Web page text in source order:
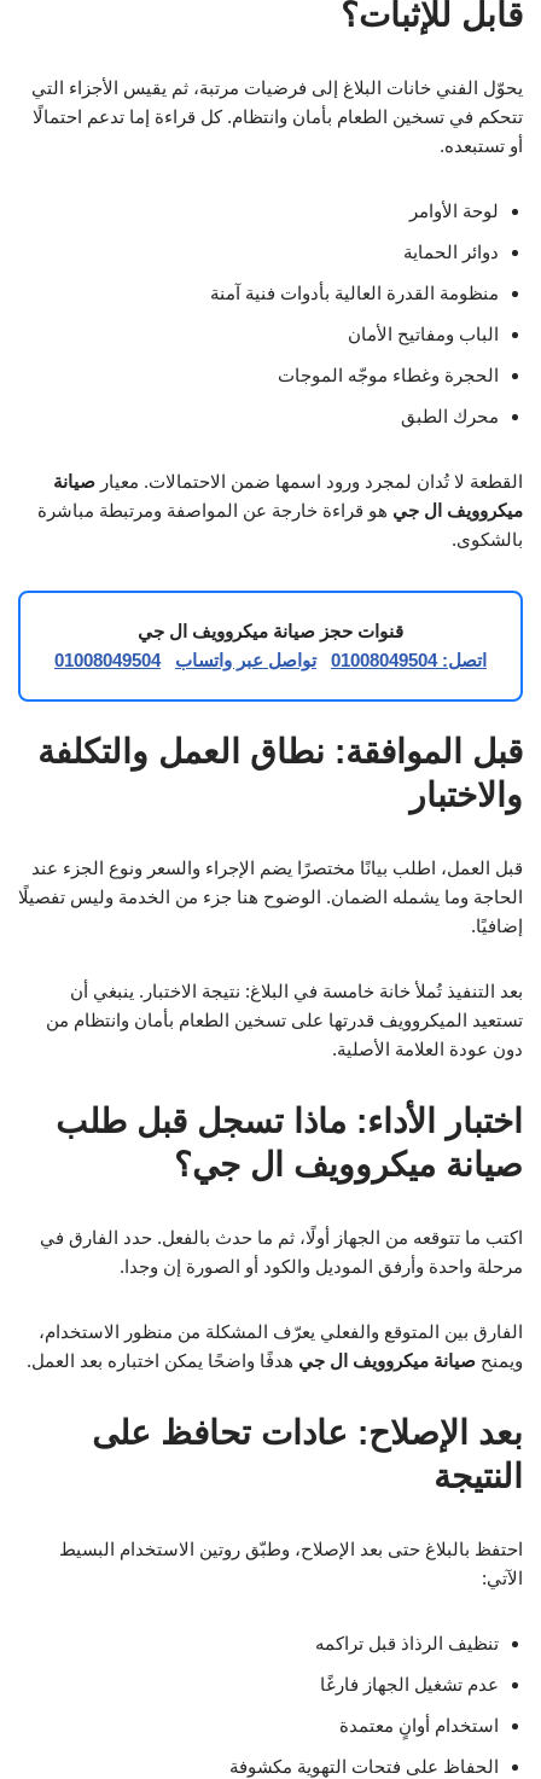
قابل للإثبات؟
يحوّل الفني خانات البلاغ إلى فرضيات مرتبة، ثم يقيس الأجزاء التي
تتحكم في تسخين الطعام بأمان وانتظام. كل قراءة إما تدعم احتمالًا
أو تستبعده.
لوحة الأوامر
دوائر الحماية
منظومة القدرة العالية بأدوات فنية آمنة
الباب ومفاتيح الأمان
الحجرة وغطاء موجّه الموجات
محرك الطبق
القطعة لا تُدان لمجرد ورود اسمها ضمن الاحتمالات. معيار صيانة
ميكروويف ال جي هو قراءة خارجة عن المواصفة ومرتبطة مباشرة
بالشكوى.
قنوات حجز صيانة ميكروويف ال جي
اتصل: 01008049504
تواصل عبر واتساب 01008049504
قبل الموافقة: نطاق العمل والتكلفة
والاختبار
قبل العمل، اطلب بيانًا مختصرًا يضم الإجراء والسعر ونوع الجزء عند
الحاجة وما يشمله الضمان. الوضوح هنا جزء من الخدمة وليس تفصيلًا
إضافيًا.
بعد التنفيذ تُملأ خانة خامسة في البلاغ: نتيجة الاختبار. ينبغي أن
تستعيد الميكروويف قدرتها على تسخين الطعام بأمان وانتظام من
دون عودة العلامة الأصلية.
اختبار الأداء: ماذا تسجل قبل طلب
صيانة ميكروويف ال جي؟
اكتب ما تتوقعه من الجهاز أولًا، ثم ما حدث بالفعل. حدد الفارق في
مرحلة واحدة وأرفق الموديل والكود أو الصورة إن وجدا.
الفارق بين المتوقع والفعلي يعرّف المشكلة من منظور الاستخدام،
ويمنح صيانة ميكروويف ال جي هدفًا واضحًا يمكن اختباره بعد العمل.
بعد الإصلاح: عادات تحافظ على
النتيجة
احتفظ بالبلاغ حتى بعد الإصلاح، وطبّق روتين الاستخدام البسيط
الآتي:
تنظيف الرذاذ قبل تراكمه
عدم تشغيل الجهاز فارغًا
استخدام أوانٍ معتمدة
الحفاظ على فتحات التهوية مكشوفة